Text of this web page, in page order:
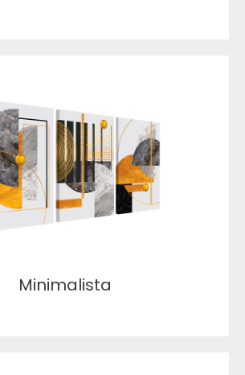
Minimalista